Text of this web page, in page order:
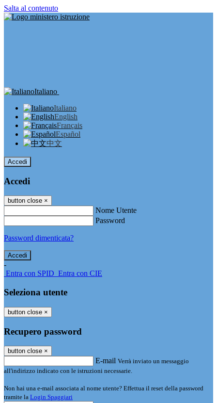
Salta al contenuto
Italiano
Italiano
English
Français
Español
中文
Accedi
Accedi
button close ×
Nome Utente
Password
Password dimenticata?
-
Entra con SPID Entra con CIE
Seleziona utente
button close ×
Recupero password
button close ×
E-mail Verrà inviato un messaggio
all'indirizzo indicato con le istruzioni necessarie.
Non hai una e-mail associata al nome utente? Effettua il reset della password
tramite la Login Spaggiari